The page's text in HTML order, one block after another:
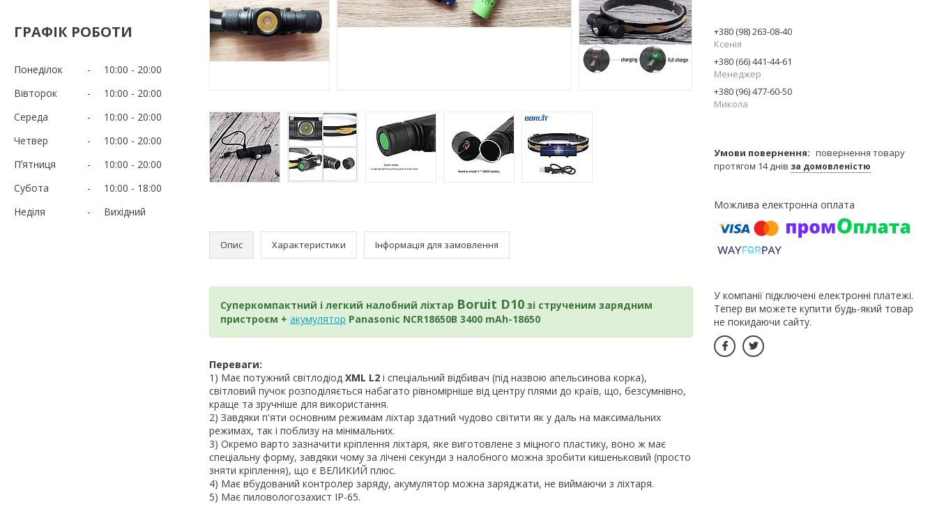
ГРАФІК РОБОТИ
Понеділок 10:00
20:00
Вівторок
10:00
20:00
Середа
10:00
20:00
Четвер
10:00
20:00
Пʼятниця
10:00
20:00
Субота
10:00
18:00
Неділя
Вихідний
Опис Характеристики Інформація для замовлення
Суперкомпактний і легкий налобний ліхтар Boruit D10 зі струченим зарядним
пристроєм + акумулятор Panasonic NCR18650B 3400 mAh-18650
Переваги:
1) Має потужний світлодіод XML L2 і спеціальний відбивач (під назвою апельсинова корка),
світловий пучок розподіляється набагато рівномірніше від центру плями до країв, що, безсумнівно,
краще та зручніше для використання.
2) Завдяки п'яти основним режимам ліхтар здатний чудово світити як у даль на максимальних
режимах, так і поблизу на мінімальних.
3) Окремо варто зазначити кріплення ліхтаря, яке виготовлене з міцного пластику, воно ж має
спеціальну форму, завдяки чому за лічені секунди з налобного можна зробити кишеньковий (просто
зняти кріплення), що є ВЕЛИКИЙ плюс.
4) Має вбудований контролер заряду, акумулятор можна заряджати, не виймаючи з ліхтаря.
5) Має пиловологозахист IP-65.
+380 (98) 263-08-40
Ксенія
+380 (66) 441-44-61
Менеджер
+380 (96) 477-60-50
Микола
повернення товару
протягом 14 днів за домовленістю
У компанії підключені електронні платежі.
Тепер ви можете купити будь-який товар
не покидаючи сайту.